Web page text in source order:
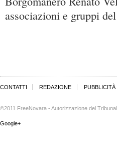
associazioni e gruppi
CONTATTI REDAZIONE PUBBLICITÀ
©2011 FreeNovara - Autorizzazione del
Google+